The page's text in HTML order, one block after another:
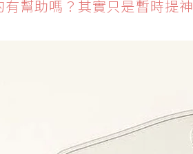
有幫助嗎？其實只是暫時提神